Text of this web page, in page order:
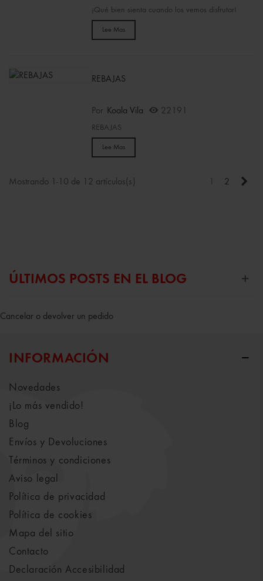
¡Qué bien sienta cuando los vemos disfrutar!
Lee Mas
REBAJAS
Por Koala Vila 22191
REBAJAS
Lee Mas
Mostrando 1-10 de 12 artículos(s) 2
ÚLTIMOS POSTS EN EL BLOG
Cancelar o devolver un pedido
INFORMACIÓN
Novedades
¡Lo más vendido!
Blog
Envíos y Devoluciones
Términos y condiciones
Aviso legal
Política de privacidad
Política de cookies
Mapa del sitio
Contacto
Declaración Accesibilidad